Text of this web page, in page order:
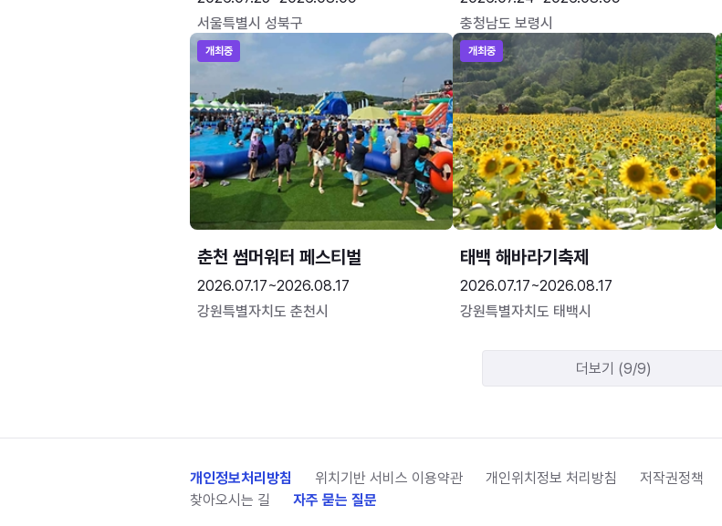
서울특별시 성북구
충청남도 보령시
개최중
춘천 썸머워터 페스티벌
2026.07.17~2026.08.17
강원특별자치도 춘천시
개최중
태백 해바라기축제
2026.07.17~2026.08.17
강원특별자치도 태백시
더보기 (9/9)
개인정보처리방침 위치기반 서비스 이용약관 개인위치정보 처리방침 저작권정책
찾아오시는 길
자주 묻는 질문